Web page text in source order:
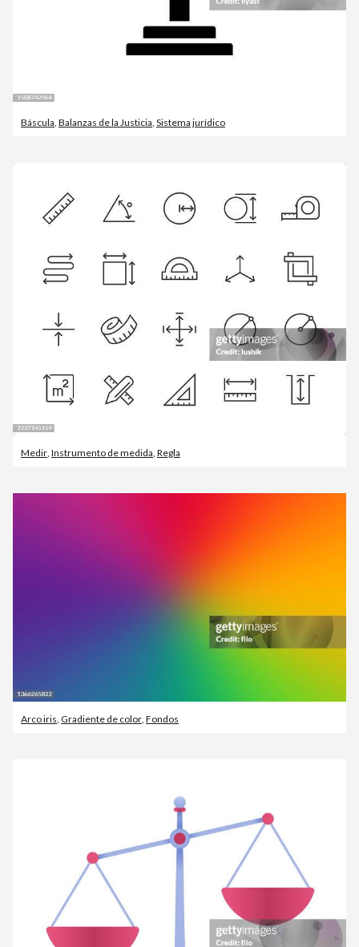
Báscula Balanzas de la Justicia Sistema jurídico
Medir, Instrumento de medida, Regla
Arco iris, Gradiente de color, Fondos